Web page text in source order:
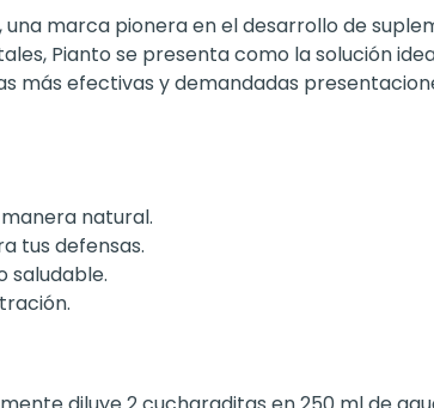
marca pionera en el desarrollo de
Pianto se presenta como la solución
más efectivas y demandadas
natural.
tus defensas.
saludable.